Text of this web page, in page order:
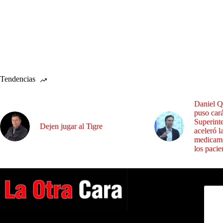
Tendencias
Dejen jugar al Tigre
Daniel
puso
aceleró
los